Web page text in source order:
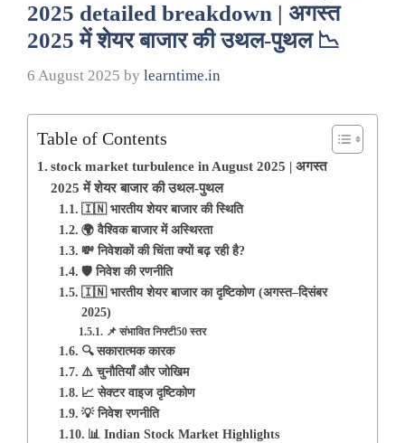
2025 detailed breakdown | अगस्त
2025 में शेयर बाजार की उथल-पुथल 📉
6 August 2025 by learntime.in
Table of Contents
stock market turbulence in August 2025 | अगस्त
2025 में शेयर बाजार की उथल-पुथल
🇮🇳 भारतीय शेयर बाजार की स्थिति
🌍 वैश्विक बाजार में अस्थिरता
💸 निवेशकों की चिंता क्यों बढ़ रही है?
🛡️ निवेश की रणनीति
🇮🇳 भारतीय शेयर बाजार का दृष्टिकोण (अगस्त–दिसंबर
2025)
📌 संभावित निफ्टी50 स्तर
🔍 सकारात्मक कारक
⚠️ चुनौतियाँ और जोखिम
📈 सेक्टर वाइज दृष्टिकोण
💡 निवेश रणनीति
📊 Indian Stock Market Highlights